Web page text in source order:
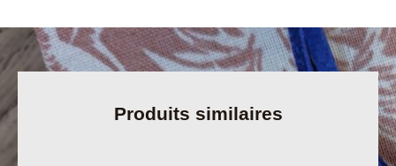
Produits similaires